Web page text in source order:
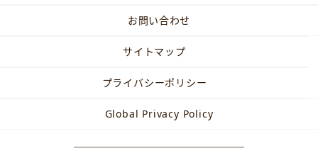
お問い合わせ
サイトマップ
プライバシーポリシー
Global Privacy Policy